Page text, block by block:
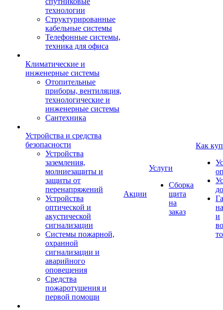
технологии
Структурированные
кабельные системы
Телефонные системы,
техника для офиса
Климатические и
инженерные системы
Отопительные
приборы, вентиляция,
технологические и
инженерные системы
Сантехника
Устройства и средства
безопасности
Устройства
заземления,
молниезащиты и
защиты от
перенапряжений
Устройства
оптической и
акустической
сигнализации
Системы пожарной,
охранной
сигнализации и
аварийного
оповещения
Средства
пожаротушения и
первой помощи
Акции
Услуги
Сборка
щита
на
заказ
Как
и